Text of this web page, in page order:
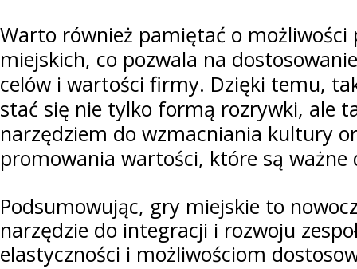
Warto również pamiętać o możliwości
miejskich, co pozwala na
celów i wartości firmy. Dzięki temu,
stać się nie tylko formą rozrywki, ale
narzędziem do wzmacniania kultury
promowania wartości, które są
Podsumowując, gry miejskie to
narzędzie do integracji i rozwoju
elastyczności i możliwościom